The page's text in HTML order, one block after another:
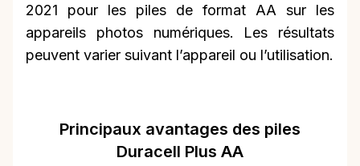
2021 pour les piles de format AA sur les
appareils photos numériques. Les résultats
peuvent varier suivant l’appareil ou l’utilisation.
Principaux avantages des piles
Duracell Plus AA